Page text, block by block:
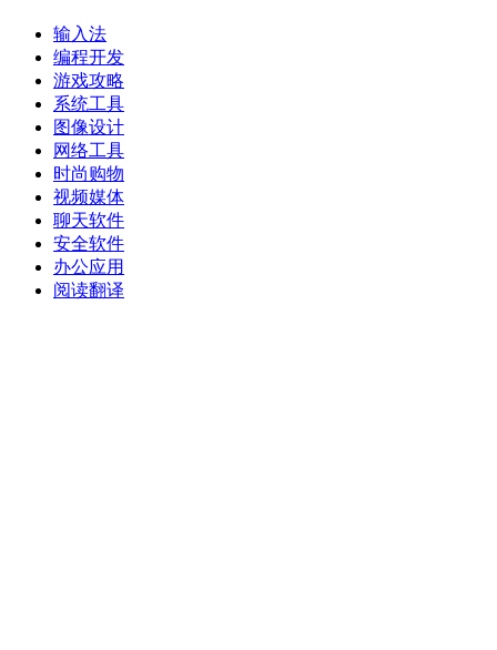
输入法
编程开发
游戏攻略
系统工具
图像设计
网络工具
时尚购物
视频媒体
聊天软件
安全软件
办公应用
阅读翻译